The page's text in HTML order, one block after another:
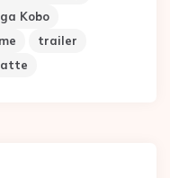
Kobo
trailer